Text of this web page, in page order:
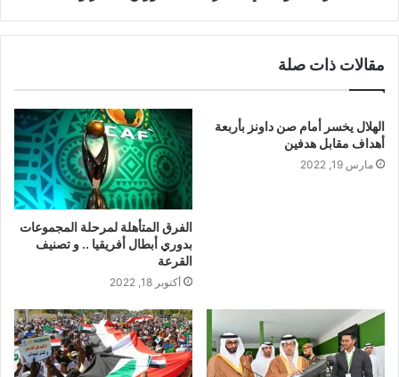
مقالات ذات صلة
الهلال يخسر أمام صن داونز بأربعة
أهداف مقابل هدفين
مارس 19, 2022
الفرق المتأهلة لمرحلة المجموعات
بدوري أبطال أفريقيا .. و تصنيف
القرعة
أكتوبر 18, 2022